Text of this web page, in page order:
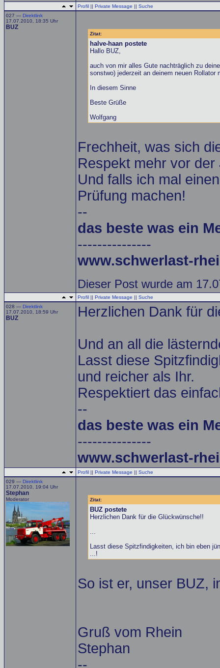
Profil || Private Message || Suche
027 — Direktlink
17.07.2010, 18:35 Uhr
BUZ
Zitat:
halve-haan postete
Hallo BUZ,
auch von mir alles Gute nachträglich zu
sonstwo) jederzeit an deinem neuen Rollator
In diesem Sinne
Beste Grüße
Wolfgang
Frechheit, was sich
Respekt mehr vor der
Und falls ich mal
Prüfung machen!
--
das beste was ein
---------------
www.schwerlast-
Dieser Post wurde am
Profil || Private Message || Suche
028 — Direktlink
17.07.2010, 18:59 Uhr
BUZ Herzlichen Dank für
Und an all die
Lasst diese
und reicher als Ihr.
Respektiert das
--
das beste was ein
---------------
www.schwerlast-
Profil || Private Message || Suche
029 — Direktlink
17.07.2010, 19:04 Uhr
Stephan
Moderator Zitat:
BUZ postete
Herzlichen Dank für die Glückwünsche!!
...
Lasst diese Spitzfindigkeiten, ich bin eben
...!
So ist er, unser BUZ,
Gruß vom Rhein
Stephan
--